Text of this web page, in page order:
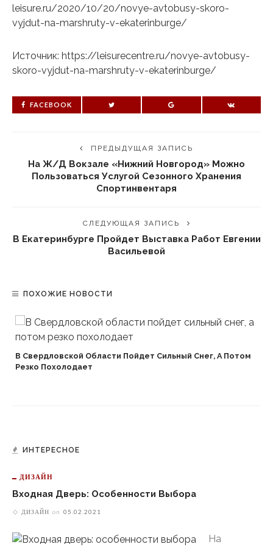
leisure.ru/2020/10/20/novye-avtobusy-skoro-
vyjdut-na-marshruty-v-ekaterinburge/
Источник: https://leisurecentre.ru/novye-avtobusy-
skoro-vyjdut-na-marshruty-v-ekaterinburge/
FACEBOOK
ПРЕДЫДУЩАЯ ЗАПИСЬ
На Ж/Д Вокзале «Нижний Новгород» Можно
Пользоваться Услугой Сезонного Хранения
Спортинвентаря
СЛЕДУЮЩАЯ ЗАПИСЬ
В Екатеринбурге Пройдет Выставка Работ Евгении
Васильевой
ПОХОЖИЕ НОВОСТИ
В Свердловской Области Пойдет Сильный Снег, А Потом
Резко Похолодает
ИНТЕРЕСНОЕ
ДИЗАЙН
Входная Дверь: Особенности Выбора
ДИЗАЙН on 05.02.2021
На